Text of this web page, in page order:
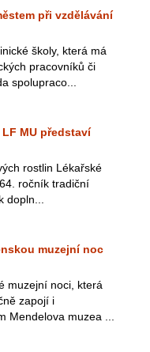
při vzdělávání
školy, která má
pracovníků či
spolupraco...
MU představí
rostlin Lékařské
ročník tradiční
muzejní noc
muzejní noci, která
zapojí i
Mendelova muzea ...